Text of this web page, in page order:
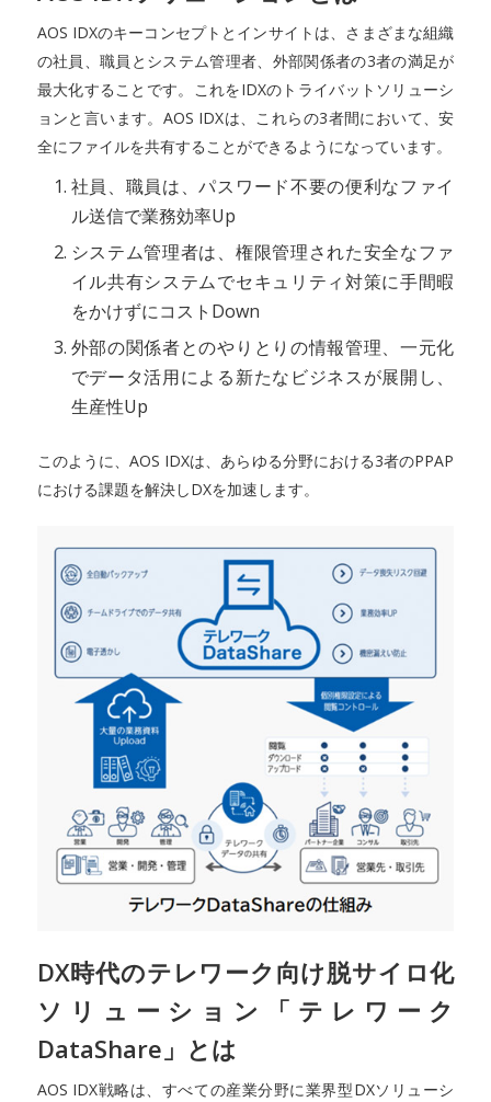
AOS IDXのキーコンセプトとインサイトは、さまざまな組織
の社員、職員とシステム管理者、外部関係者の3者の満足が
最大化することです。これをIDXのトライバットソリューシ
ョンと言います。AOS IDXは、これらの3者間において、安
全にファイルを共有することができるようになっています。
社員、職員は、パスワード不要の便利なファイ
ル送信で業務効率Up
システム管理者は、権限管理された安全なファ
イル共有システムでセキュリティ対策に手間暇
をかけずにコストDown
外部の関係者とのやりとりの情報管理、一元化
でデータ活用による新たなビジネスが展開し、
生産性Up
このように、AOS IDXは、あらゆる分野における3者のPPAP
における課題を解決しDXを加速します。
DX時代のテレワーク向け脱サイロ化
ソリューション「テレワーク
DataShare」とは
AOS IDX戦略は、すべての産業分野に業界型DXソリューシ